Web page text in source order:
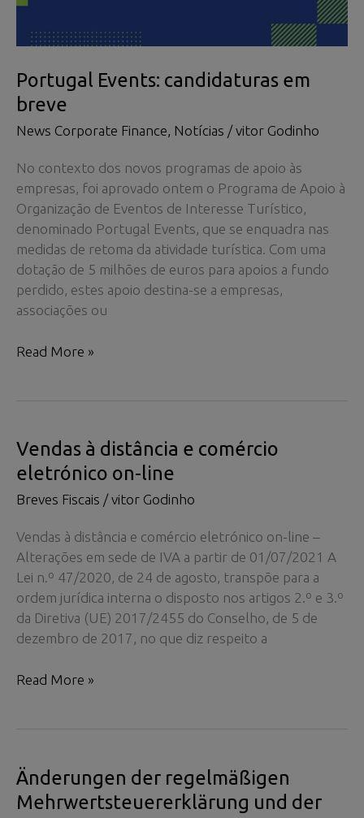
Portugal Events: candidaturas em
breve
News Corporate Finance, Notícias /vitor Godinho
No contexto dos novos programas de apoio às
empresas, foi aprovado ontem o Programa de Apoio à
Organização de Eventos de Interesse Turístico,
denominado Portugal Events, que se enquadra nas
medidas de retoma da atividade turística. Com uma
dotação de 5 milhões de euros para apoios a fundo
perdido, estes apoio destina-se a empresas,
associações ou
Portugal
Read More »
Vendas à distância e comércio
eletrónico on-line
Breves Fiscais /vitor Godinho
Vendas à distância e comércio eletrónico on-line –
Alterações em sede de IVA a partir de 01/07/2021 A
Lei n.º 47/2020, de 24 de agosto, transpõe para a
ordem jurídica interna o disposto nos artigos 2.º e 3.º
da Diretiva (UE) 2017/2455 do Conselho, de 5 de
dezembro de 2017, no que diz respeito a
Vendas
eletrónico
on-
Read More »
Änderungen der regelmäßigen
Mehrwertsteuererklärung und der